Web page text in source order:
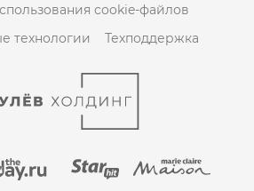
cookie-файлов
технологии
Техподдержка